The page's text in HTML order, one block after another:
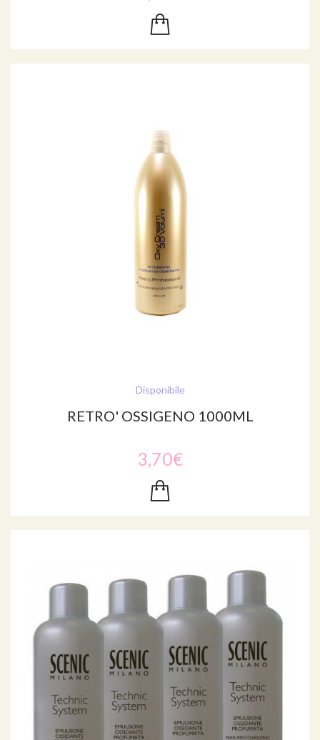
Disponibile
RETRO' OSSIGENO 1000ML
3,70€